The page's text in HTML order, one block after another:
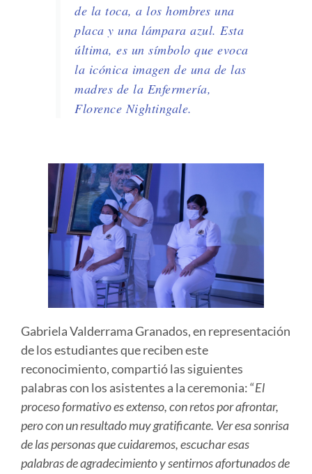
de la toca, a los hombres una
placa y una lámpara azul. Esta
última, es un símbolo que evoca
la icónica imagen de una de las
madres de la Enfermería,
Florence Nightingale.
Gabriela Valderrama Granados, en representación
de los estudiantes que reciben este
reconocimiento, compartió las siguientes
palabras con los asistentes a la ceremonia: “El
proceso formativo es extenso, con retos por afrontar,
pero con un resultado muy gratificante. Ver esa sonrisa
de las personas que cuidaremos, escuchar esas
palabras de agradecimiento y sentirnos afortunados de